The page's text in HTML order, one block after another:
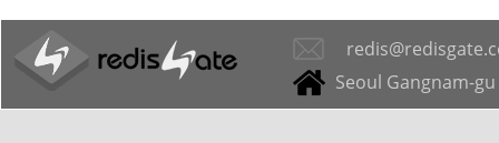
Seoul Gangnam-